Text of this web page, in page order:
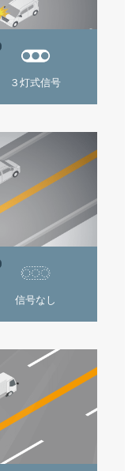
３灯式信号
信号なし